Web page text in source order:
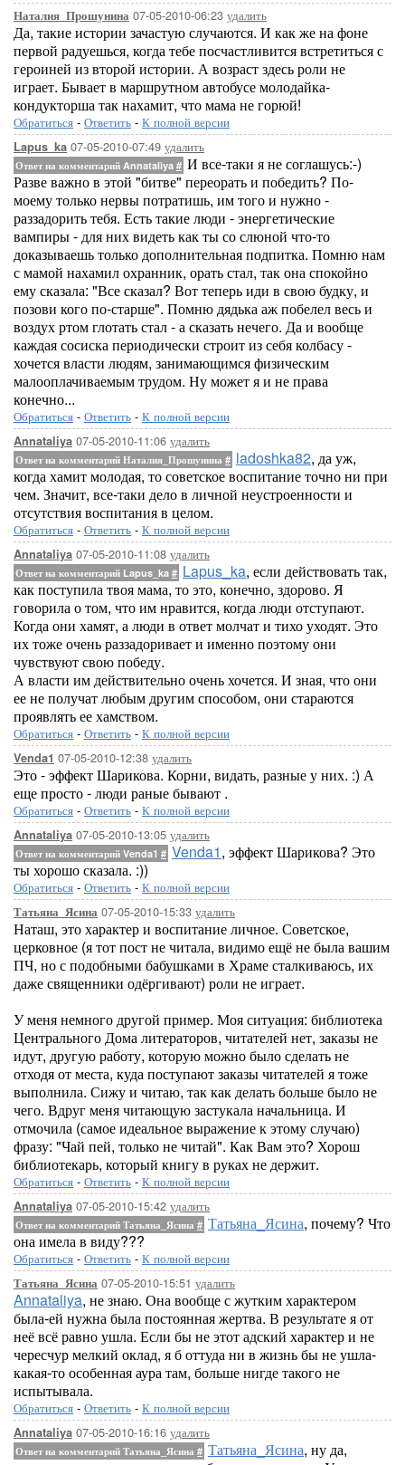
Наталия_Прошунина 07-05-2010-06:23 удалить
Да, такие истории зачастую случаются. И как же на фоне
первой радуешься, когда тебе посчастливится встретиться с
героиней из второй истории. А возраст здесь роли не
играет. Бывает в маршрутном автобусе молодайка-
кондукторша так нахамит, что мама не горюй!
Обратиться - Ответить - К полной версии
Lapus_ka 07-05-2010-07:49 удалить
Ответ на комментарий Annataliya # И все-таки я не соглашусь:-)
Разве важно в этой "битве" переорать и победить? По-
моему только нервы потратишь, им того и нужно -
раззадорить тебя. Есть такие люди - энергетические
вампиры - для них видеть как ты со слюной что-то
доказываешь только дополнительная подпитка. Помню нам
с мамой нахамил охранник, орать стал, так она спокойно
ему сказала: "Все сказал? Вот теперь иди в свою будку, и
позови кого по-старше". Помню дядька аж побелел весь и
воздух ртом глотать стал - а сказать нечего. Да и вообще
каждая сосиска периодически строит из себя колбасу -
хочется власти людям, занимающимся физическим
малооплачиваемым трудом. Ну может я и не права
конечно...
Обратиться - Ответить - К полной версии
Annataliya 07-05-2010-11:06 удалить
Ответ на комментарий Наталия_Прошунина # ladoshka82, да уж,
когда хамит молодая, то советское воспитание точно ни при
чем. Значит, все-таки дело в личной неустроенности и
отсутствия воспитания в целом.
Обратиться - Ответить - К полной версии
Annataliya 07-05-2010-11:08 удалить
Ответ на комментарий Lapus_ka # Lapus_ka, если действовать так,
как поступила твоя мама, то это, конечно, здорово. Я
говорила о том, что им нравится, когда люди отступают.
Когда они хамят, а люди в ответ молчат и тихо уходят. Это
их тоже очень раззадоривает и именно поэтому они
чувствуют свою победу.
А власти им действительно очень хочется. И зная, что они
ее не получат любым другим способом, они стараются
проявлять ее хамством.
Обратиться - Ответить - К полной версии
Venda1 07-05-2010-12:38 удалить
Это - эффект Шарикова. Корни, видать, разные у них. :) А
еще просто - люди раные бывают .
Обратиться - Ответить - К полной версии
Annataliya 07-05-2010-13:05 удалить
Ответ на комментарий Venda1 # Venda1, эффект Шарикова? Это
ты хорошо сказала. :))
Обратиться - Ответить - К полной версии
Татьяна_Ясина 07-05-2010-15:33 удалить
Наташ, это характер и воспитание личное. Советское,
церковное (я тот пост не читала, видимо ещё не была вашим
ПЧ, но с подобными бабушками в Храме сталкиваюсь, их
даже священники одёргивают) роли не играет.
У меня немного другой пример. Моя ситуация: библиотека
Центрального Дома литераторов, читателей нет, заказы не
идут, другую работу, которую можно было сделать не
отходя от места, куда поступают заказы читателей я тоже
выполнила. Сижу и читаю, так как делать больше было не
чего. Вдруг меня читающую застукала начальница. И
отмочила (самое идеальное выражение к этому случаю)
фразу: "Чай пей, только не читай". Как Вам это? Хорош
библиотекарь, который книгу в руках не держит.
Обратиться - Ответить - К полной версии
Annataliya 07-05-2010-15:42 удалить
Ответ на комментарий Татьяна_Ясина # Татьяна_Ясина, почему? Что
она имела в виду???
Обратиться - Ответить - К полной версии
Татьяна_Ясина 07-05-2010-15:51 удалить
Annataliya, не знаю. Она вообще с жутким характером
была-ей нужна была постоянная жертва. В результате я от
неё всё равно ушла. Если бы не этот адский характер и не
чересчур мелкий оклад, я б оттуда ни в жизнь бы не ушла-
какая-то особенная аура там, больше нигде такого не
испытывала.
Обратиться - Ответить - К полной версии
Annataliya 07-05-2010-16:16 удалить
Ответ на комментарий Татьяна_Ясина # Татьяна_Ясина, ну да,